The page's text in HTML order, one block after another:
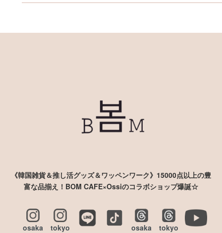
《韓国雑貨＆推し活グッズ＆ワッペンワーク》15000点以上の豊
富な品揃え！BOM CAFE×Ossiのコラボショップ爆誕☆
osaka tokyo osaka tokyo